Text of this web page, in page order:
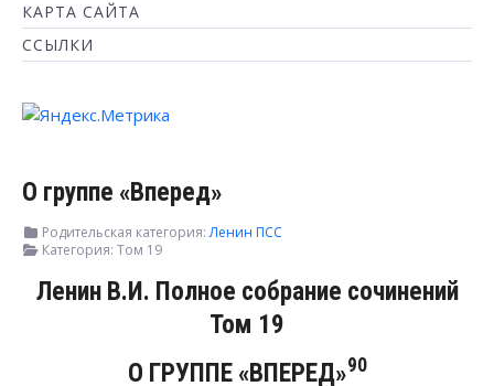
КАРТА САЙТА
ССЫЛКИ
О группе «Вперед»
Родительская категория:Ленин ПСС
Категория: Том 19
Ленин В.И. Полное собрание сочинений
Том 19
О ГРУППЕ «ВПЕРЕД»90